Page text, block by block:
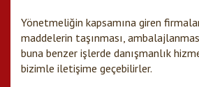
Yönetmeliğin kapsamına giren
maddelerin taşınması,
buna benzer işlerde danışmanlık
bizimle iletişime geçebilirler.